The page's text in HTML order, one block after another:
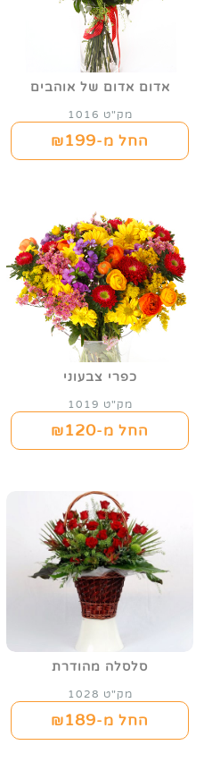
אדום אדום של אוהבים
מק"ט 1016
החל מ-₪199
כפרי צבעוני
מק"ט 1019
החל מ-₪120
סלסלה מהודרת
מק"ט 1028
החל מ-₪189